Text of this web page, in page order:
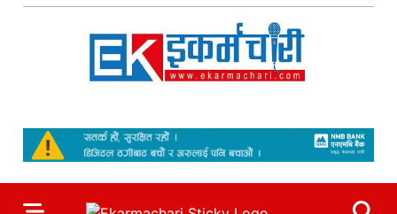
Skip